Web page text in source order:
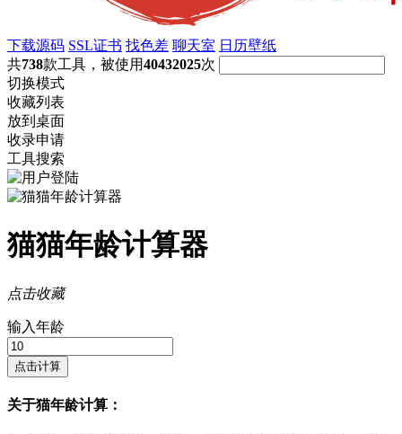
下载源码 SSL证书 找色差 聊天室 日历壁纸
共738款工具，被使用40432025次
切换模式
收藏列表
放到桌面
收录申请
工具搜索
猫猫年龄计算器
点击收藏
输入年龄
点击计算
关于猫年龄计算：